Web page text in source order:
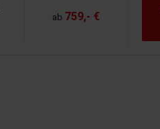
ab 759,- €